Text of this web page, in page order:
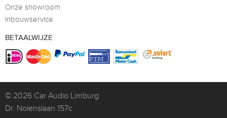
Onze showroom
Inbouwservice
BETAALWIJZE
© 2026 Car Audio Limburg
Dr. Nolenslaan 157c